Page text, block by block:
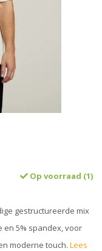
Op voorraad (1)
gestructureerde mix
en 5% spandex, voor
moderne touch. Lees